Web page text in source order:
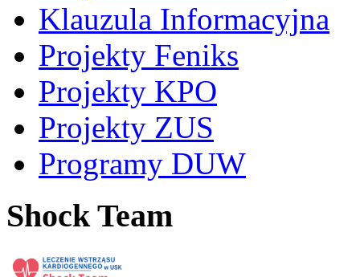
Klauzula Informacyjna
Projekty Feniks
Projekty KPO
Projekty ZUS
Programy DUW
Shock Team